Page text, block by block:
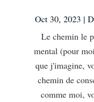
Oct 30, 2023 |
Le chemin le
mental (pour
que j'imagine,
chemin de
comme moi,